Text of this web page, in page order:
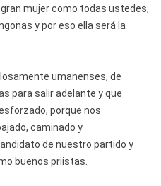
mujer como todas ustedes,
y por eso ella será la
umanenses, de
para salir adelante y que
porque nos
caminado y
de nuestro partido y
buenos priistas.